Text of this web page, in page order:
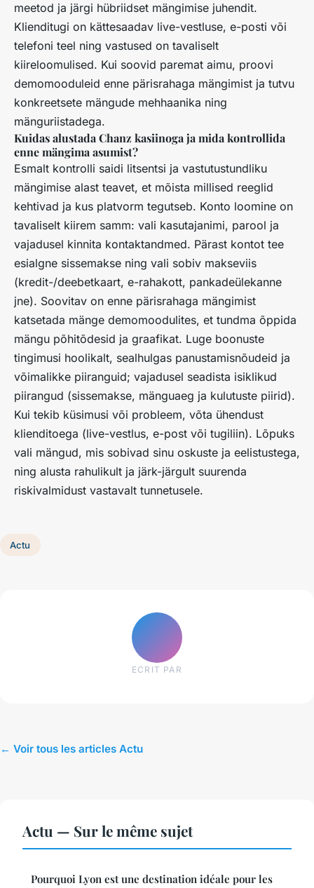
meetod ja järgi hübriidset mängimise juhendit.
Klienditugi on kättesaadav live-vestluse, e-posti või
telefoni teel ning vastused on tavaliselt
kiireloomulised. Kui soovid paremat aimu, proovi
demomooduleid enne pärisrahaga mängimist ja tutvu
konkreetsete mängude mehhaanika ning
mänguriistadega.
Kuidas alustada Chanz kasiinoga ja mida kontrollida
enne mängima asumist?
Esmalt kontrolli saidi litsentsi ja vastutustundliku
mängimise alast teavet, et mõista millised reeglid
kehtivad ja kus platvorm tegutseb. Konto loomine on
tavaliselt kiirem samm: vali kasutajanimi, parool ja
vajadusel kinnita kontaktandmed. Pärast kontot tee
esialgne sissemakse ning vali sobiv makseviis
(kredit-/deebetkaart, e-rahakott, pankadeülekanne
jne). Soovitav on enne pärisrahaga mängimist
katsetada mänge demomoodulites, et tundma õppida
mängu põhitõdesid ja graafikat. Luge boonuste
tingimusi hoolikalt, sealhulgas panustamisnõudeid ja
võimalikke piiranguid; vajadusel seadista isiklikud
piirangud (sissemakse, mänguaeg ja kulutuste piirid).
Kui tekib küsimusi või probleem, võta ühendust
klienditoega (live-vestlus, e-post või tugiliin). Lõpuks
vali mängud, mis sobivad sinu oskuste ja eelistustega,
ning alusta rahulikult ja järk-järgult suurenda
riskivalmidust vastavalt tunnetusele.
Actu
ECRIT PAR
← Voir tous les articles Actu
Actu — Sur le même sujet
Pourquoi Lyon est une destination idéale pour les